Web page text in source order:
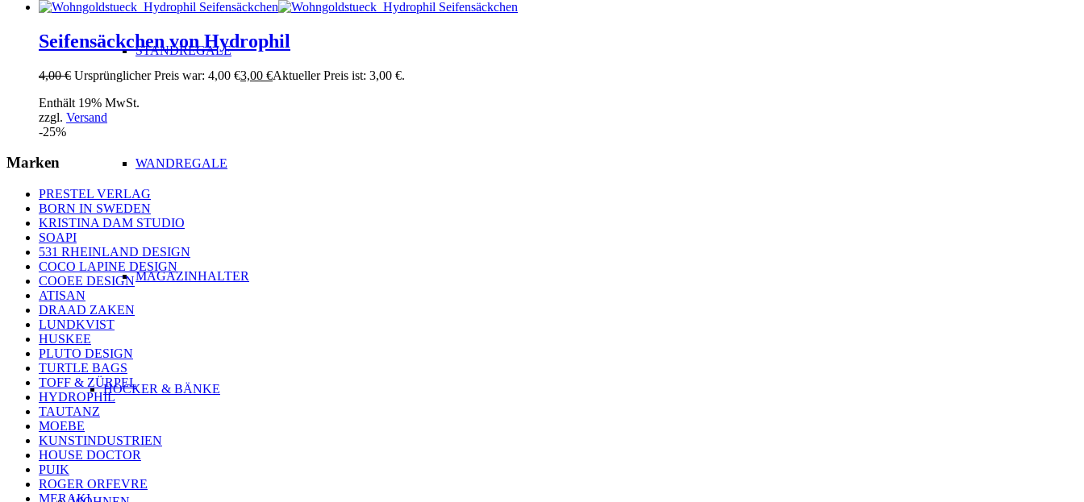
STANDREGALE
WANDREGALE
MAGAZINHALTER
HOCKER & BÄNKE
Seifensäckchen von Hydrophil
4,00€ Ursprünglicher Preis war: 4,00 €3,00 €Aktueller Preis ist: 3,00 €.
Enthält 19% MwSt.
zzgl. Versand
-25%
Marken
PRESTEL VERLAG
BORN IN SWEDEN
KRISTINA DAM STUDIO
SOAPI
531 RHEINLAND DESIGN
COCO LAPINE DESIGN
COOEE DESIGN
ATISAN
DRAAD ZAKEN
LUNDKVIST
HUSKEE
PLUTO DESIGN
TURTLE BAGS
TOFF & ZÜRPEL
HYDROPHIL
TAUTANZ
MOEBE
KUNSTINDUSTRIEN
HOUSE DOCTOR
PUIK
ROGER ORFEVRE
MERAKI